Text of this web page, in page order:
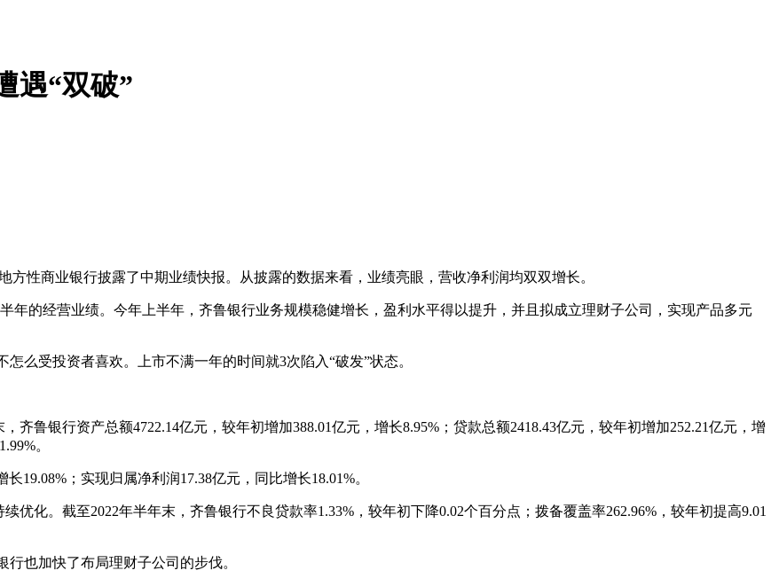
遇“双破”
性商业银行披露了中期业绩快报。从披露的数据来看，业绩亮眼，营收净利润均双双增长。
的经营业绩。今年上半年，齐鲁银行业务规模稳健增长，盈利水平得以提升，并且拟成立理财子公司，实现产品多元
受投资者喜欢。上市不满一年的时间就3次陷入“破发”状态。
鲁银行资产总额4722.14亿元，较年初增加388.01亿元，增长8.95%；贷款总额2418.43亿元，较年初增加252.21亿元，增
。
；实现归属净利润17.38亿元，同比增长18.01%。
化。截至2022年半年末，齐鲁银行不良贷款率1.33%，较年初下降0.02个百分点；拨备覆盖率262.96%，较年初提高9.01
也加快了布局理财子公司的步伐。